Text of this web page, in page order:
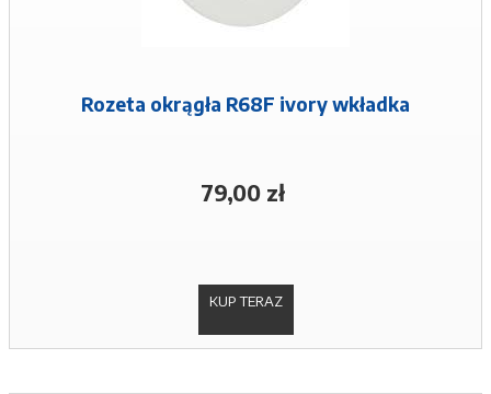
Rozeta okrągła R68F ivory wkładka
79,00 zł
KUP TERAZ